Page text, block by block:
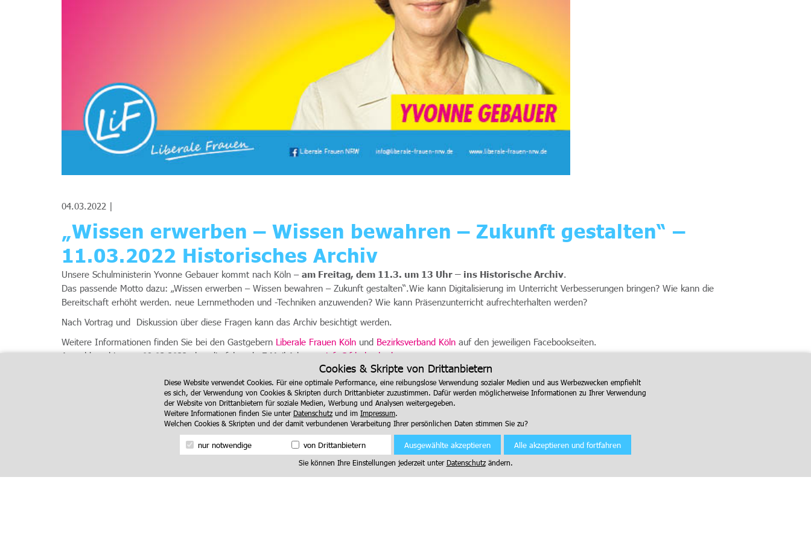
04.03.2022 |
„Wissen erwerben – Wissen bewahren – Zukunft gestalten“ –
11.03.2022 Historisches Archiv
Unsere Schulministerin Yvonne Gebauer kommt nach Köln – am Freitag, dem 11.3. um 13 Uhr – ins Historische Archiv.
Das passende Motto dazu: „Wissen erwerben – Wissen bewahren – Zukunft gestalten“.Wie kann Digitalisierung im Unterricht Verbesserungen bringen? Wie kann die
Bereitschaft erhöht werden. neue Lernmethoden und -Techniken anzuwenden? Wie kann Präsenzunterricht aufrechterhalten werden?
Nach Vortrag und Diskussion über diese Fragen kann das Archiv besichtigt werden.
Weitere Informationen finden Sie bei den Gastgebern Liberale Frauen Köln und Bezirksverband Köln auf den jeweiligen Facebookseiten.
Anmeldung bis zum 09.03.2022 über die folgende E-Mail-Adresse: info@fdp-koeln.de
Zurück zur Übersicht
Cookies & Skripte von Drittanbietern
Diese Website verwendet Cookies. Für eine optimale Performance, eine reibungslose Verwendung sozialer Medien und aus Werbezwecken empfiehlt
es sich, der Verwendung von Cookies & Skripten durch Drittanbieter zuzustimmen. Dafür werden möglicherweise Informationen zu Ihrer Verwendung
der Website von Drittanbietern für soziale Medien, Werbung und Analysen weitergegeben.
Weitere Informationen finden Sie unter Datenschutz und im Impressum.
Welchen Cookies & Skripten und der damit verbundenen Verarbeitung Ihrer persönlichen Daten stimmen Sie zu?
nur notwendige von Drittanbietern Ausgewählte akzeptieren Alle akzeptieren und fortfahren
Sie können Ihre Einstellungen jederzeit unter Datenschutzändern.